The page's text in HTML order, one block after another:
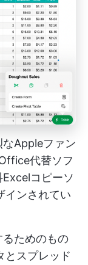
なAppleファン
代替ソフ
コピーソ
インされてい
るためのもの
とスプレッド